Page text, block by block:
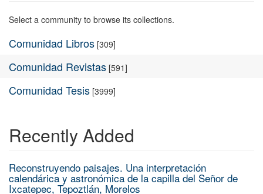
Select a community to browse its collections.
Comunidad Libros [309]
Comunidad Revistas [591]
Comunidad Tesis [3999]
Recently Added
Reconstruyendo paisajes. Una interpretación
calendárica y astronómica de la capilla del Señor de
Ixcatepec, Tepoztlán, Morelos